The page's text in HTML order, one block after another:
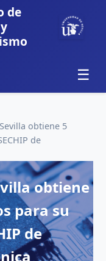
de
☰
obtiene 5
de
obtiene
para su
de